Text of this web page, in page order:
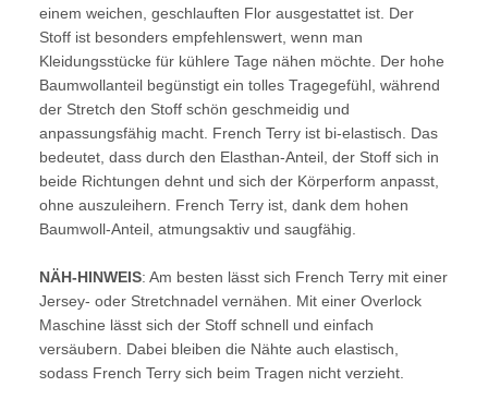
einem weichen, geschlauften Flor ausgestattet ist. Der
Stoff ist besonders empfehlenswert, wenn man
Kleidungsstücke für kühlere Tage nähen möchte. Der hohe
Baumwollanteil begünstigt ein tolles Tragegefühl, während
der Stretch den Stoff schön geschmeidig und
anpassungsfähig macht. French Terry ist bi-elastisch. Das
bedeutet, dass durch den Elasthan-Anteil, der Stoff sich in
beide Richtungen dehnt und sich der Körperform anpasst,
ohne auszuleihern. French Terry ist, dank dem hohen
Baumwoll-Anteil, atmungsaktiv und saugfähig.
NÄH-HINWEIS: Am besten lässt sich French Terry mit einer
Jersey- oder Stretchnadel vernähen. Mit einer Overlock
Maschine lässt sich der Stoff schnell und einfach
versäubern. Dabei bleiben die Nähte auch elastisch,
sodass French Terry sich beim Tragen nicht verzieht.